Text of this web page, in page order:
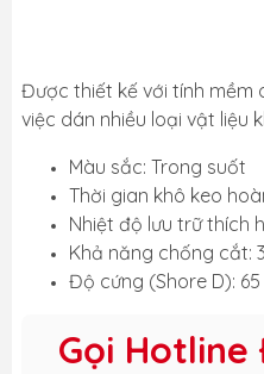
Được thiết kế với tính mềm
việc dán nhiều loại vật liệu
Màu sắc: Trong suốt
Thời gian khô keo
Nhiệt độ lưu trữ thích
Khả năng chống cắt:
Độ cứng (Shore D): 65
Gọi Hotline